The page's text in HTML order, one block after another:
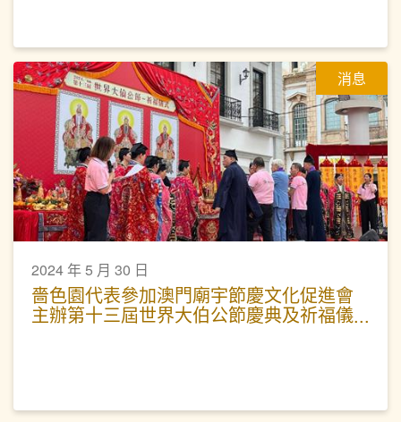
消息
2024 年 5 月 30 日
嗇色園代表參加澳門廟宇節慶文化促進會
主辦第十三屆世界大伯公節慶典及祈福儀